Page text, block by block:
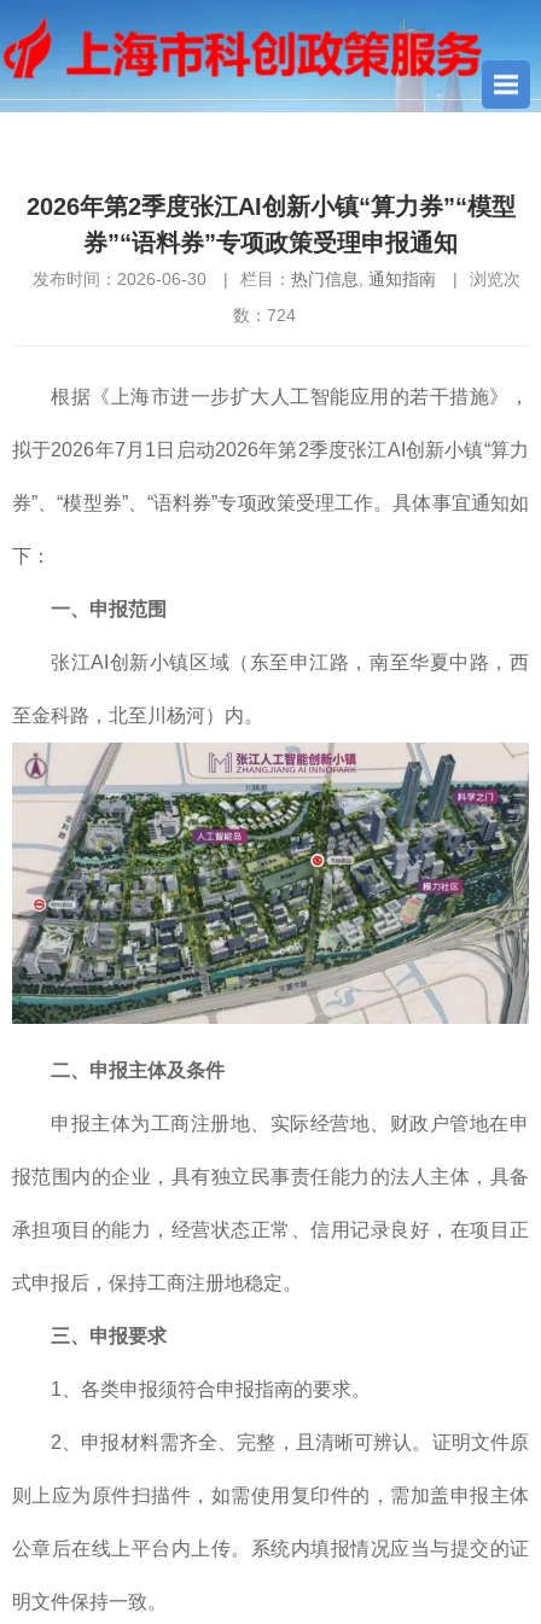
2026年第2季度张江AI创新小镇“算力券”“模型
券”“语料券”专项政策受理申报通知
发布时间：2026-06-30 | 栏目： 热门信息 通知指南 |
浏览次
数： 724
根据《上海市进一步扩大人工智能应用的若干措施》，
拟于2026年7月1日启动2026年第2季度张江AI创新小镇“算力
券”、“模型券”、“语料券”专项政策受理工作。具体事宜通知如
下：
一、申报范围
张江AI创新小镇区域（东至申江路，南至华夏中路，西
至金科路，北至川杨河）内。
二、申报主体及条件
申报主体为工商注册地、实际经营地、财政户管地在申
报范围内的企业，具有独立民事责任能力的法人主体，具备
承担项目的能力，经营状态正常、信用记录良好，在项目正
式申报后，保持工商注册地稳定。
三、申报要求
1、各类申报须符合申报指南的要求。
2、申报材料需齐全、完整，且清晰可辨认。证明文件原
则上应为原件扫描件，如需使用复印件的，需加盖申报主体
公章后在线上平台内上传。系统内填报情况应当与提交的证
明文件保持一致。